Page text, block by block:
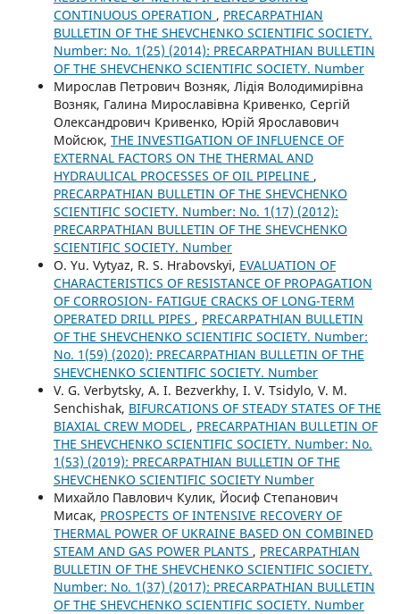
CONTINUOUS OPERATION , PRECARPATHIAN
BULLETIN OF THE SHEVCHENKO SCIENTIFIC SOCIETY.
Number: No. 1(25) (2014): PRECARPATHIAN BULLETIN
OF THE SHEVCHENKO SCIENTIFIC SOCIETY. Number
Мирослав Петрович Возняк, Лідія Володимирівна
Возняк, Галина Мирославівна Кривенко, Сергій
Олександрович Кривенко, Юрій Ярославович
Мойсюк, THE INVESTIGATION OF INFLUENCE OF
EXTERNAL FACTORS ON THE THERMAL AND
HYDRAULICAL PROCESSES OF OIL PIPELINE ,
PRECARPATHIAN BULLETIN OF THE SHEVCHENKO
SCIENTIFIC SOCIETY. Number: No. 1(17) (2012):
PRECARPATHIAN BULLETIN OF THE SHEVCHENKO
SCIENTIFIC SOCIETY. Number
О. Yu. Vytyaz, R. S. Hrabovskyi, EVALUATION OF
CHARACTERISTICS OF RESISTANCE OF PROPAGATION
OF CORROSION- FATIGUE CRACKS OF LONG-TERM
OPERATED DRILL PIPES , PRECARPATHIAN BULLETIN
OF THE SHEVCHENKO SCIENTIFIC SOCIETY. Number:
No. 1(59) (2020): PRECARPATHIAN BULLETIN OF THE
SHEVCHENKO SCIENTIFIC SOCIETY. Number
V. G. Verbytsky, A. I. Bezverkhy, I. V. Tsidylo, V. M.
Senchishak, BIFURCATIONS OF STEADY STATES OF THE
BIAXIAL CREW MODEL , PRECARPATHIAN BULLETIN OF
THE SHEVCHENKO SCIENTIFIC SOCIETY. Number: No.
1(53) (2019): PRECARPATHIAN BULLETIN OF THE
SHEVCHENKO SCIENTIFIC SOCIETY Number
Михайло Павлович Кулик, Йосиф Степанович
Мисак, PROSPECTS OF INTENSIVE RECOVERY OF
THERMAL POWER OF UKRAINE BASED ON COMBINED
STEAM AND GAS POWER PLANTS , PRECARPATHIAN
BULLETIN OF THE SHEVCHENKO SCIENTIFIC SOCIETY.
Number: No. 1(37) (2017): PRECARPATHIAN BULLETIN
OF THE SHEVCHENKO SCIENTIFIC SOCIETY. Number